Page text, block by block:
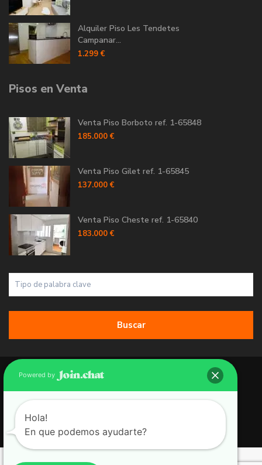
Alquiler Piso Les Tendetes
Campanar...
1.299 €
Pisos en Venta
Venta Piso Borboto ref. 1-65848
185.000 €
Venta Piso Gilet ref. 1-65845
137.000 €
Venta Piso Cheste ref. 1-65840
183.000 €
Buscar
Copyright 2026 | Grupo 90 inmobiliarias. All Rights Reserved.
Política de Cookies
Política de Privacidad
Aviso Legal
Powered by
Hola!
En que podemos ayudarte?